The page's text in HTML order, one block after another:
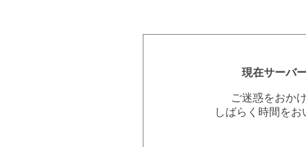
現在サーバ
ご迷惑をおか
しばらく時間を